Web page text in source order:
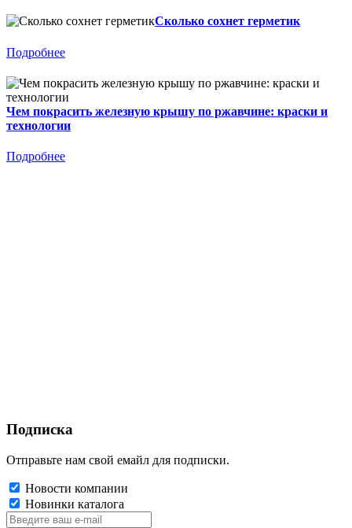
Сколько сохнет герметик
Подробнее
Чем покрасить железную крышу по ржавчине: краски и
технологии
Подробнее
Подписка
Отправьте нам свой емайл для подписки.
Новости компании
Новинки каталога